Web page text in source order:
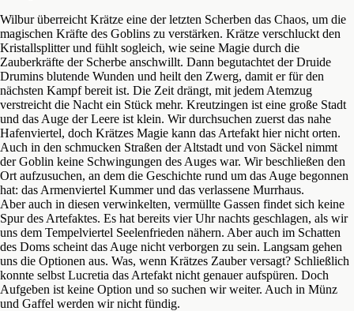
Wilbur überreicht Krätze eine der letzten Scherben das Chaos, um die
magischen Kräfte des Goblins zu verstärken. Krätze verschluckt den
Kristallsplitter und fühlt sogleich, wie seine Magie durch die
Zauberkräfte der Scherbe anschwillt. Dann begutachtet der Druide
Drumins blutende Wunden und heilt den Zwerg, damit er für den
nächsten Kampf bereit ist. Die Zeit drängt, mit jedem Atemzug
verstreicht die Nacht ein Stück mehr. Kreutzingen ist eine große Stadt
und das Auge der Leere ist klein. Wir durchsuchen zuerst das nahe
Hafenviertel, doch Krätzes Magie kann das Artefakt hier nicht orten.
Auch in den schmucken Straßen der Altstadt und von Säckel nimmt
der Goblin keine Schwingungen des Auges war. Wir beschließen den
Ort aufzusuchen, an dem die Geschichte rund um das Auge begonnen
hat: das Armenviertel Kummer und das verlassene Murrhaus.
Aber auch in diesen verwinkelten, vermüllte Gassen findet sich keine
Spur des Artefaktes. Es hat bereits vier Uhr nachts geschlagen, als wir
uns dem Tempelviertel Seelenfrieden nähern. Aber auch im Schatten
des Doms scheint das Auge nicht verborgen zu sein. Langsam gehen
uns die Optionen aus. Was, wenn Krätzes Zauber versagt? Schließlich
konnte selbst Lucretia das Artefakt nicht genauer aufspüren. Doch
Aufgeben ist keine Option und so suchen wir weiter. Auch in Münz
und Gaffel werden wir nicht fündig.